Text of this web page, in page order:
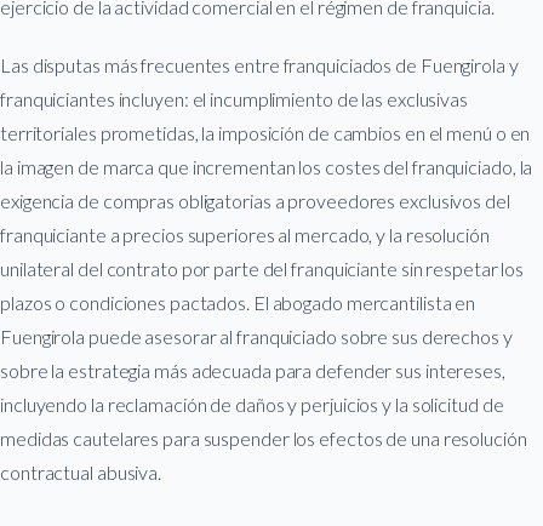
ejercicio de la actividad comercial en el régimen de franquicia.
Las disputas más frecuentes entre franquiciados de Fuengirola y
franquiciantes incluyen: el incumplimiento de las exclusivas
territoriales prometidas, la imposición de cambios en el menú o en
la imagen de marca que incrementan los costes del franquiciado, la
exigencia de compras obligatorias a proveedores exclusivos del
franquiciante a precios superiores al mercado, y la resolución
unilateral del contrato por parte del franquiciante sin respetar los
plazos o condiciones pactados. El abogado mercantilista en
Fuengirola puede asesorar al franquiciado sobre sus derechos y
sobre la estrategia más adecuada para defender sus intereses,
incluyendo la reclamación de daños y perjuicios y la solicitud de
medidas cautelares para suspender los efectos de una resolución
contractual abusiva.